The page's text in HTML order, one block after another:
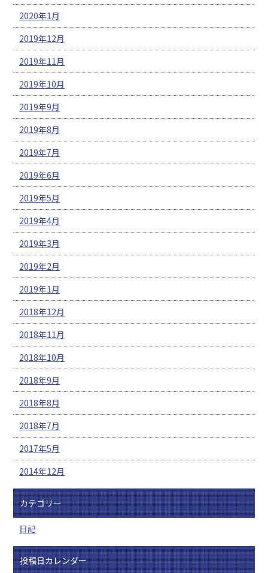
2020年1月
2019年12月
2019年11月
2019年10月
2019年9月
2019年8月
2019年7月
2019年6月
2019年5月
2019年4月
2019年3月
2019年2月
2019年1月
2018年12月
2018年11月
2018年10月
2018年9月
2018年8月
2018年7月
2017年5月
2014年12月
カテゴリー
日記
投稿日カレンダー